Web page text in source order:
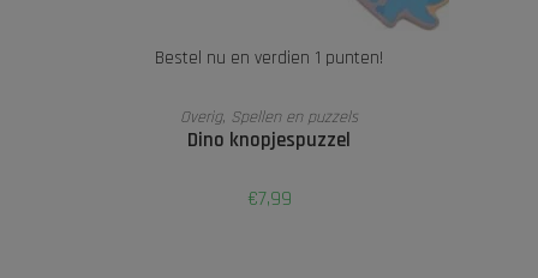
Bestel nu en verdien 1 punten!
TOEVOEGEN AAN WINKELWAGEN
Overig, Spellen en puzzels
Dino knopjespuzzel
€7,99